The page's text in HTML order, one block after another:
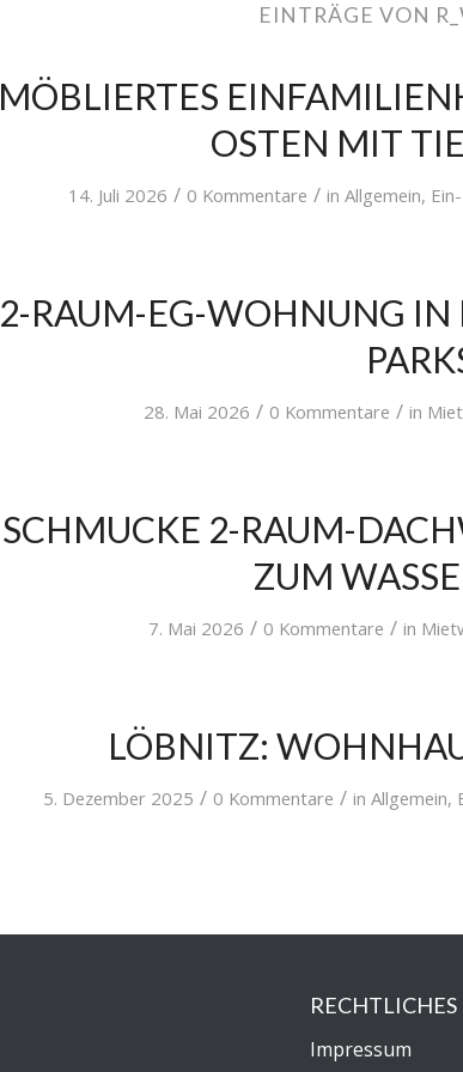
EINTRÄGE VON
MÖBLIERTES
OSTEN MIT
14. Juli 2026 / 0 Kommentare / in Allgemein,
2-RAUM-EG-WOHNUNG IN
28. Mai 2026 / 0 Kommentare / in
SCHMUCKE 2-RAUM-
ZUM
7. Mai 2026 / 0 Kommentare / in
LÖBNITZ:
5. Dezember 2025 / 0 Kommentare / in Allgemein,
RECHTLICHES
Impressum